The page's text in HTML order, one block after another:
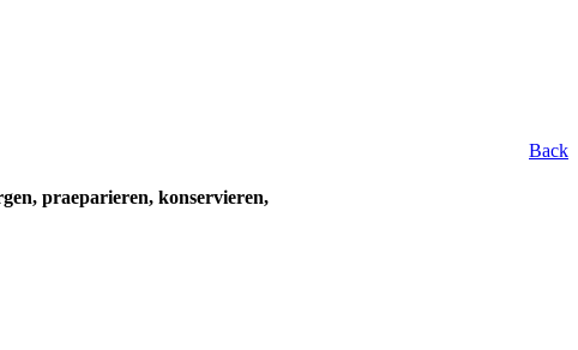
Back
praeparieren, konservieren,